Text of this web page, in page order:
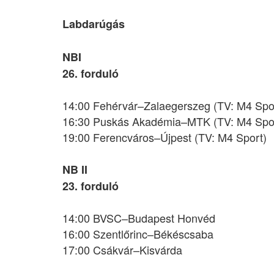
Labdarúgás
NBI
26. forduló
14:00 Fehérvár–Zalaegerszeg (TV: M4
16:30 Puskás Akadémia–MTK (TV: M4
19:00 Ferencváros–Újpest (TV: M4 Sport)
NB II
23. forduló
14:00 BVSC–Budapest Honvéd
16:00 Szentlőrinc–Békéscsaba
17:00 Csákvár–Kisvárda